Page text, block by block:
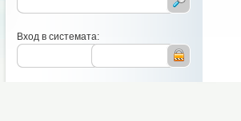
Вход в системата: